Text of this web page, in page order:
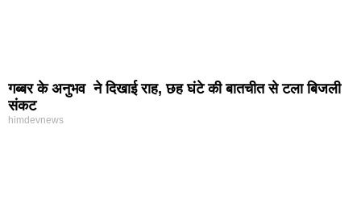
गब्बर के अनुभव ने दिखाई राह, छह घंटे की बातचीत से टला बिजली
संकट
himdevnews